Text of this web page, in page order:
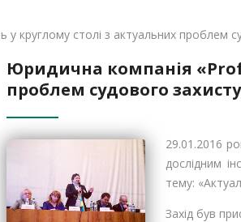
круглому столі з актуальних проблем
Юридична компанія
проблем судового
29.01.2016
дослідним
тему:
Захід був